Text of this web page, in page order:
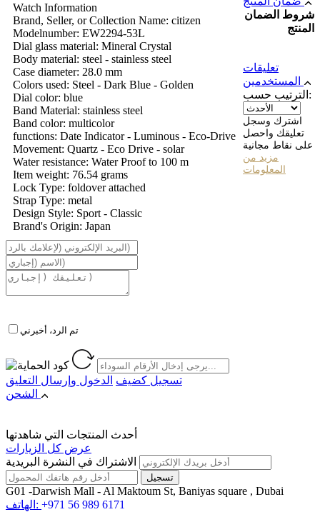
Watch Information
Brand, Seller, or Collection Name: citizen
Modelnumber: EW2294-53L
Dial glass material: Mineral Crystal
Body material: steel - stainless steel
Case diameter: 28.0 mm
Colors used: Steel - Dark Blue - Golden
Dial color: blue
Band Material: stainless steel
Band color: multicolor
functions: Date Indicator - Luminous - Eco-Drive
Movement: Quartz - Eco Drive - solar
Water resistance: Water Proof to 100 m
Item weight: 76.54 grams
Lock Type: foldover attached
Strap Type: metal
Design Style: Sport - Classic
Brand's Origin: Japan
شروط الضمان
المنتج
تعليقات
الترتيب حسب:
اشترك وسجل
تعليقك واحصل
على نقاط مجانية
مزيد من
المعلومات
تم الرد، أخبرني
تسجيل كضيف الدخول وإرسال التعليق
أحدث المنتجات التي شاهدتها
عرض كل الزيارات
الاشتراك في النشرة البريدية
G01 -Darwish Mall - Al Maktoum St, Baniyas square , Dubai
الهاتف: +971 56 989 6171